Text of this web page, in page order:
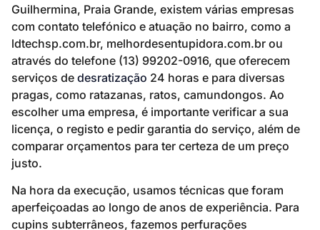
Guilhermina, Praia Grande, existem várias empresas
com contato telefónico e atuação no bairro, como a
ldtechsp.com.br, melhordesentupidora.com.br ou
através do telefone (13) 99202-0916, que oferecem
serviços de desratização 24 horas e para diversas
pragas, como ratazanas, ratos, camundongos. Ao
escolher uma empresa, é importante verificar a sua
licença, o registo e pedir garantia do serviço, além de
comparar orçamentos para ter certeza de um preço
justo.
Na hora da execução, usamos técnicas que foram
aperfeiçoadas ao longo de anos de experiência. Para
cupins subterrâneos, fazemos perfurações